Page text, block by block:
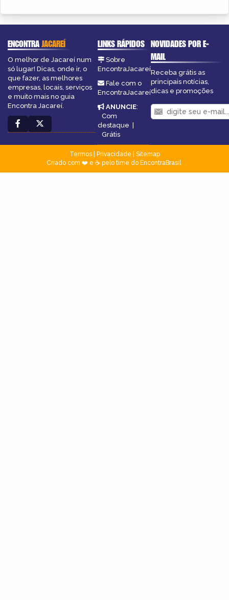
ENCONTRAJACAREÍ
O melhor de Jacareí num
só lugar! Dicas, onde ir, o
que fazer, as melhores
empresas, locais, serviços
e muito mais no guia
Encontra Jacareí.
LINKS RÁPIDOS
Sobre
EncontraJacareí
Fale com o
EncontraJacareí
ANUNCIE:
Com
destaque |
Grátis
NOVIDADES POR E-
MAIL
Receba grátis as
principais notícias,
dicas e promoções
Termos| Privacidade
Sitemap
Criado com ❤️ e ☕ pelo time do EncontraBrasil